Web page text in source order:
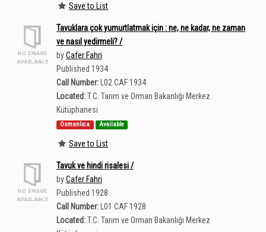
Save to List
Tavuklara çok yumurtlatmak için : ne, ne kadar, ne zaman
ve nasıl yedirmeli? /
byCafer Fahri
Published 1934
Call Number: L02 CAF 1934
Located:T.C. Tarım ve Orman Bakanlığı Merkez
Kütüphanesi
Osmanlıca Available
Save to List
Tavuk ve hindi risalesi /
byCafer Fahri
Published 1928
Call Number: L01 CAF 1928
Located:T.C. Tarım ve Orman Bakanlığı Merkez